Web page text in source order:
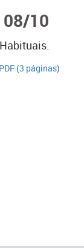
08/10
(3 páginas)